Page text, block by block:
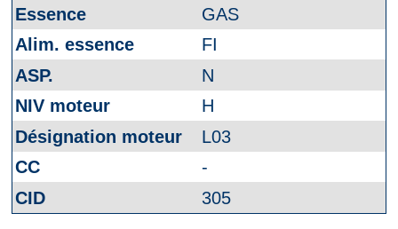
GAS
FI
N
H
L03
-
305